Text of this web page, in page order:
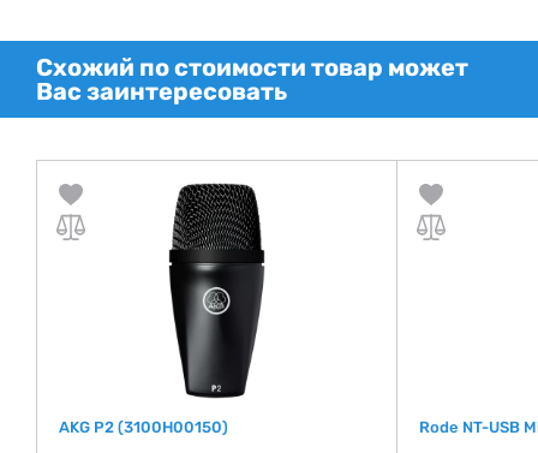
Схожий по стоимости товар может
Вас заинтересовать
AKG P2 (3100H00150) Rode NT-USB